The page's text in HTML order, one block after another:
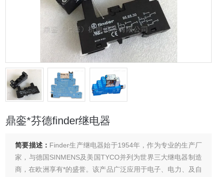
鼎銮*芬德finder继电器
简要描述： Finder生产继电器始于1954年，作为专业的生产厂
家，与德国SINMENS及美国TYCO并列为世界三大继电器制造
商，在欧洲享有*的盛誉。该产品广泛应用于电子、电力、及自